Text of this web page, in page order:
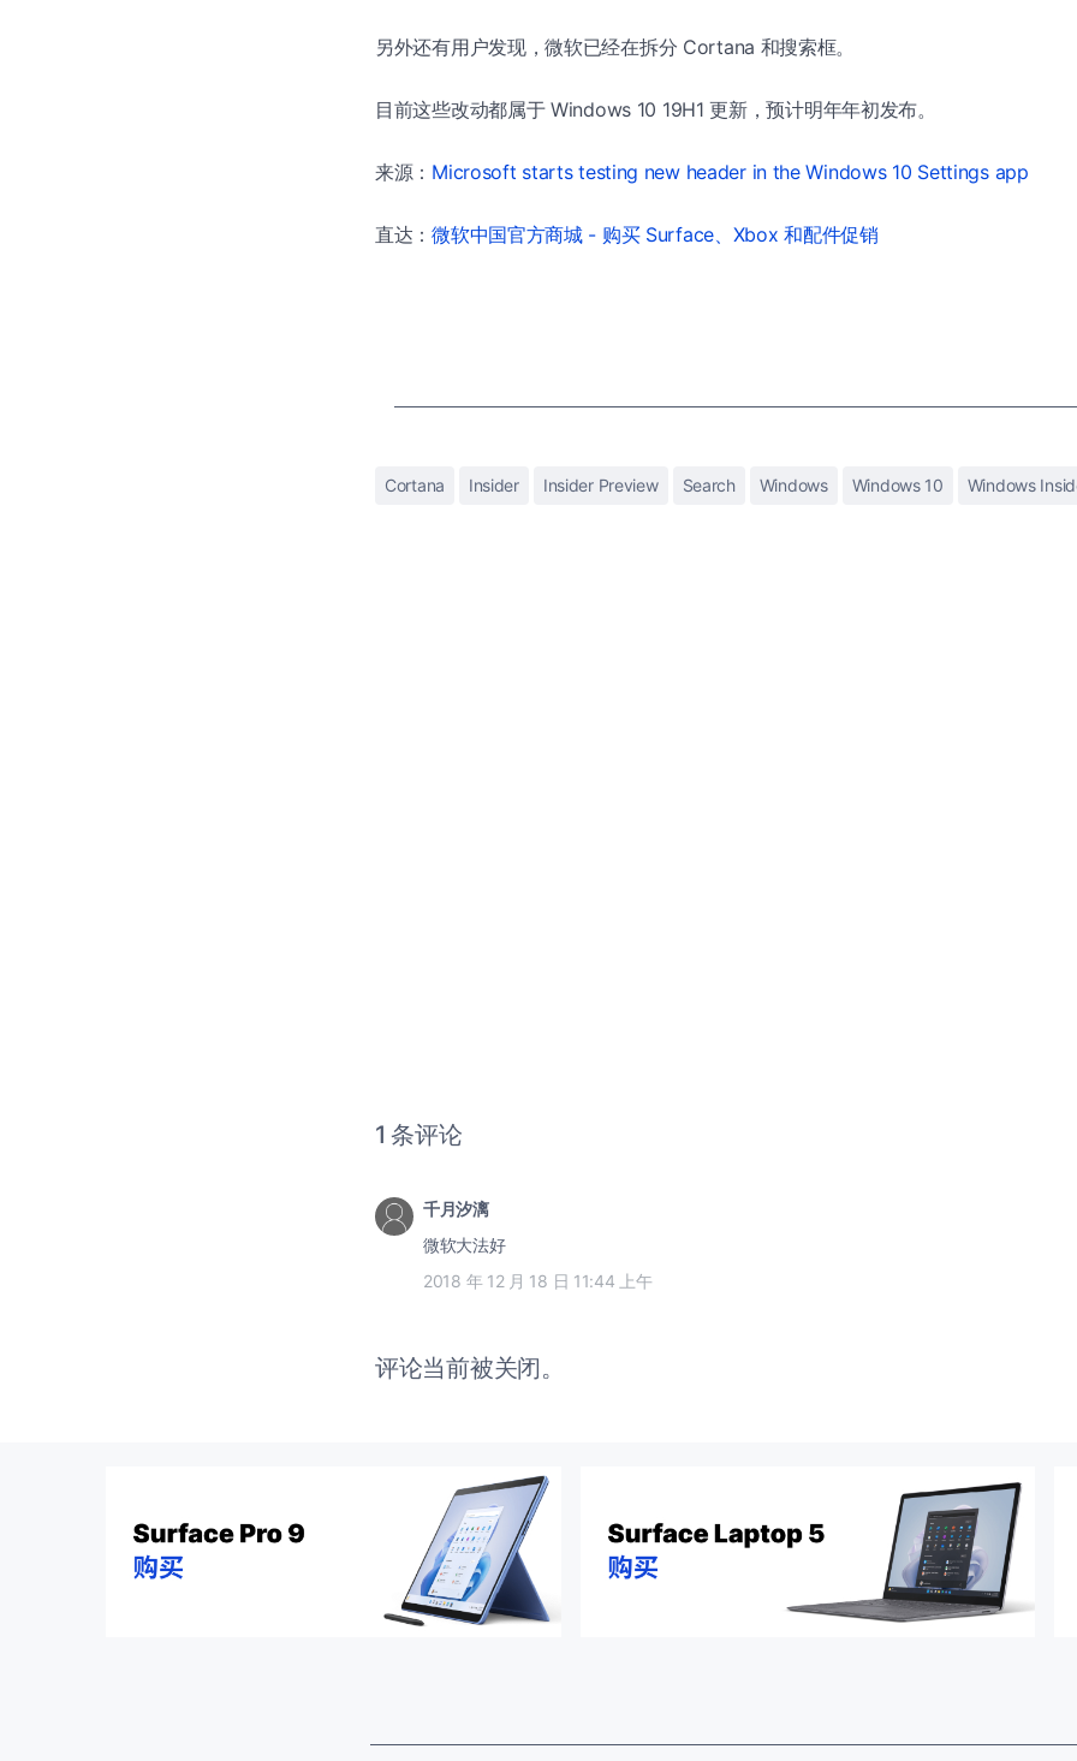
另外还有用户发现，微软已经在拆分 Cortana 和搜索框。
目前这些改动都属于 Windows 10 19H1 更新，预计明年年初发布。
来源： Microsoft starts testing new header in the Windows 10 Settings app
直达：微软中国官方商城 - 购买 Surface、Xbox 和配件促销
Cortana Insider Insider Preview Search Windows Windows 10 Windows
1 条评论
千月汐漓
微软大法好
2018 年 12 月 18 日 11:44 上午
评论当前被关闭。